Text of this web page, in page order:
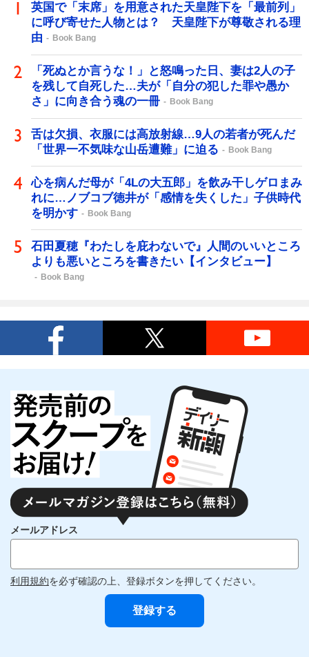
英国で「末席」を用意された天皇陛下を「最前列」
に呼び寄せた人物とは？ 天皇陛下が尊敬される理
由
Book Bang
「死ぬとか言うな！」と怒鳴った日、妻は2人の子
を残して自死した…夫が「自分の犯した罪や愚か
さ」に向き合う魂の一冊
Book Bang
舌は欠損、衣服には高放射線…9人の若者が死んだ
「世界一不気味な山岳遭難」に迫る
Book Bang
心を病んだ母が「4Lの大五郎」を飲み干しゲロまみ
れに…ノブコブ徳井が「感情を失くした」子供時代
を明かす
Book Bang
石田夏穂『わたしを庇わないで』人間のいいところ
よりも悪いところを書きたい【インタビュー】
Book Bang
メールアドレス
利用規約を必ず確認の上、登録ボタンを押してください。